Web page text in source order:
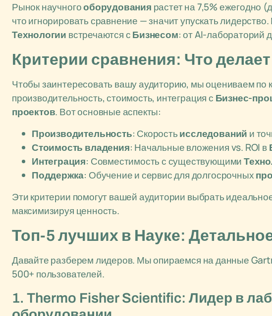
Рынок научногооборудования растет на 7,5% ежегодно
что игнорировать сравнение — значит упускать
Технологии встречаются сБизнесом: от AI-лабораторий
Критерии сравнения: Что
Чтобы заинтересовать вашу аудиторию, мы оцениваем по
производительность, стоимость, интеграция с Бизнес-
проектов. Вот основные аспекты:
Производительность: Скоростьисследований и
Стоимость владения: Начальные вложения vs. ROI в
Интеграция: Совместимость с существующими
Поддержка: Обучение и сервис для долгосрочных
Эти критерии помогут вашей аудитории выбрать
максимизируя ценность.
Топ-5 лучших в Науке:
Давайте разберем лидеров. Мы опираемся на данные
500+ пользователей.
1. Thermo Fisher Scientific: Лидер в